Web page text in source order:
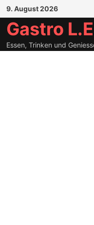
Zum
Inhalt
springen
9. August 2026
Gastro
Essen, Trinken und